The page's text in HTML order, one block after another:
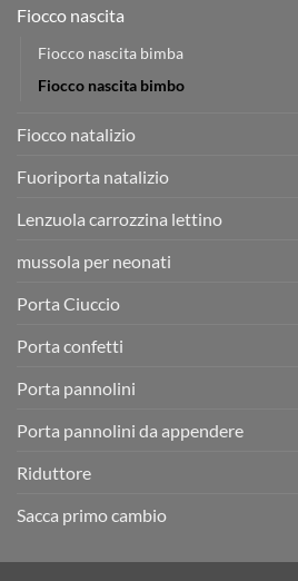
Fiocco nascita
Fiocco nascita bimba
Fiocco nascita bimbo
Fiocco natalizio
Fuoriporta natalizio
Lenzuola carrozzina lettino
mussola per neonati
Porta Ciuccio
Porta confetti
Porta pannolini
Porta pannolini da appendere
Riduttore
Sacca primo cambio